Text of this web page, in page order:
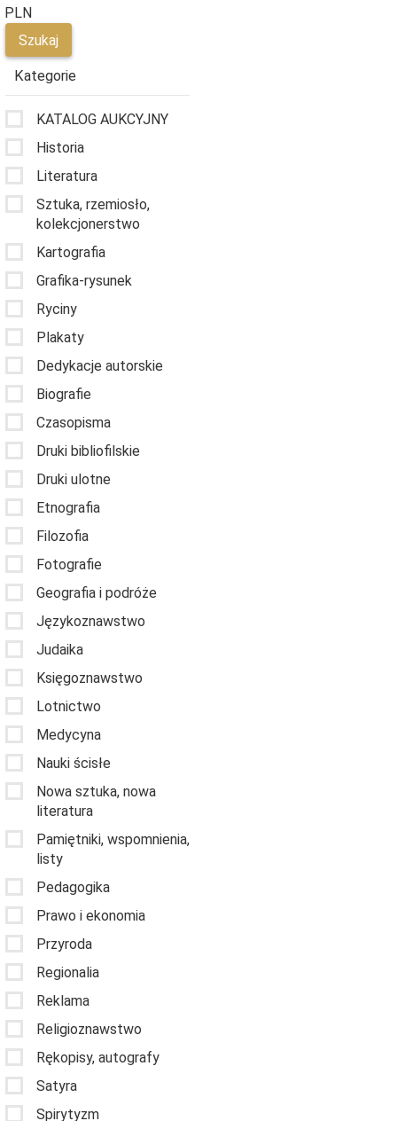
PLN
Kategorie
KATALOG AUKCYJNY
Historia
Literatura
Sztuka, rzemiosło,
kolekcjonerstwo
Kartografia
Grafika-rysunek
Ryciny
Plakaty
Dedykacje autorskie
Biografie
Czasopisma
Druki bibliofilskie
Druki ulotne
Etnografia
Filozofia
Fotografie
Geografia i podróże
Językoznawstwo
Judaika
Księgoznawstwo
Lotnictwo
Medycyna
Nauki ścisłe
Nowa sztuka, nowa
literatura
Pamiętniki, wspomnienia,
listy
Pedagogika
Prawo i ekonomia
Przyroda
Regionalia
Reklama
Religioznawstwo
Rękopisy, autografy
Satyra
Spirytyzm